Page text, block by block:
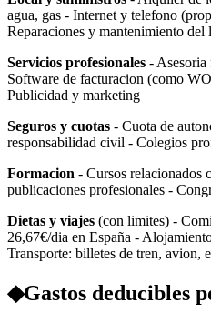
agua, gas - Internet y telefono
Reparaciones y mantenimiento
Servicios profesionales -
Software de facturacion (como
Publicidad y marketing
Seguros y cuotas - Cuota de
responsabilidad civil - Colegios
Formacion - Cursos relacionados
publicaciones profesionales -
Dietas y viajes (con limites) -
26,67€/dia en España -
Transporte: billetes de tren, avion,
◆Gastos deducibles